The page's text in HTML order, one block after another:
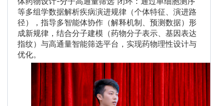
等多组学数据解析疾病演进规律（个体特征、演进路
径），指导多智能体协作（解释机制、预测数据）形
成新规律，结合分子建模（药物分子表示、基因表达
指纹）与高通量智能筛选平台，实现药物理性设计与
优化。